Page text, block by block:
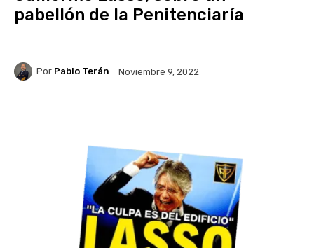
pabellón de la Penitenciaría
Por Pablo Terán Noviembre 9, 2022